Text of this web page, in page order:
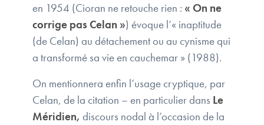
en 1954 (Cioran ne retouche rien : « On ne
corrige pas Celan ») évoque l’« inaptitude
(de Celan) au détachement ou au cynisme qui
a transformé sa vie en cauchemar » (1988).
On mentionnera enfin l’usage cryptique, par
Celan, de la citation – en particulier dans Le
Méridien, discours nodal à l’occasion de la